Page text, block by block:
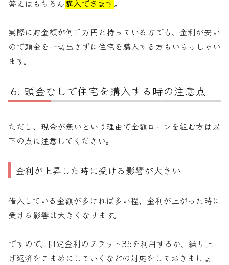
答えはもちろん購入できます。
実際に貯金額が何千万円と持っている方でも、金利が安い
ので頭金を一切出さずに住宅を購入する方もいらっしゃい
ます。
頭金なしで住宅を購入する時の注意点
ただし、現金が無いという理由で全額ローンを組む方は以
下の点に注意してください。
金利が上昇した時に受ける影響が大きい
借入している金額が多ければ多い程、金利が上がった時に
受ける影響は大きくなります。
ですので、固定金利のフラット35を利用するか、繰り上
げ返済をこまめにしていくなどの対応をしておきましょ